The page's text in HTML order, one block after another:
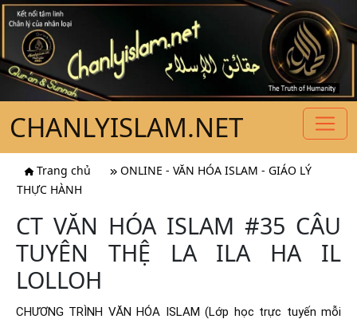
CHANLYISLAM.NET
Trang chủ
ONLINE - VĂN HÓA ISLAM - GIÁO LÝ
THỰC HÀNH
CT VĂN HÓA ISLAM #35 CÂU
TUYÊN THỆ LA ILA HA IL
LOLLOH
CHƯƠNG TRÌNH VĂN HÓA ISLAM (Lớp học trực tuyến mỗi